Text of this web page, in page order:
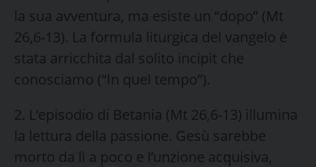
la sua avventura, ma esiste un “dopo” (Mt
26,6-13). La formula liturgica del vangelo è
stata arricchita dal solito incipit che
conosciamo (“In quel tempo”).
2. L’episodio di Betania (Mt 26,6-13) illumina
la lettura della passione. Gesù sarebbe
morto da lì a poco e l’unzione acquisiva,